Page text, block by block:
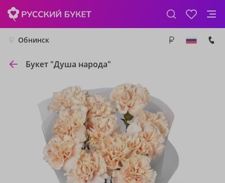
Обнинск
Букет "Душа народа"